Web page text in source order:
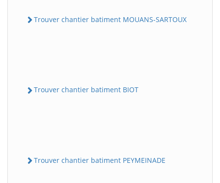
Trouver chantier batiment MOUANS-SARTOUX
Trouver chantier batiment BIOT
Trouver chantier batiment PEYMEINADE